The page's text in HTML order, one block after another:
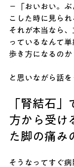
－「おいおい。
こした時に見られ
それが本当なら
っているなんて
歩き方になるのか
と思いながら話を
「腎結石
方から受け
た脚の痛み
そうなってすぐ